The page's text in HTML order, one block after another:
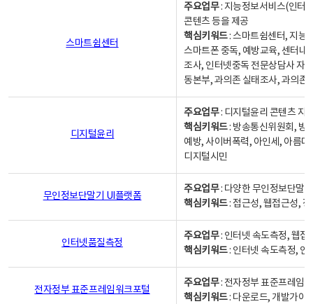
스마트쉼센터
주요업무: 지능정보서비스(인터
콘텐츠 등을 제공
핵심키워드: 스마트쉼센터, 지능
스마트폰 중독, 예방교육, 센터내
조사, 인터넷중독 전문상담사 자
동본부, 과의존 실태조사, 과의존
디지털윤리
주요업무: 디지털윤리 콘텐츠 지
핵심키워드: 방송통신위원회, 방
예방, 사이버폭력, 아인세, 아름
디지털시민
무인정보단말기 UI플랫폼
주요업무: 다양한 무인정보단말
핵심키워드: 접근성, 웹접근성,
인터넷품질측정
주요업무: 인터넷 속도측정, 웹접
핵심키워드: 인터넷 속도측정, 인
전자정부 표준프레임워크포털
주요업무: 전자정부 표준프레임
핵심키워드: 다운로드, 개발가이